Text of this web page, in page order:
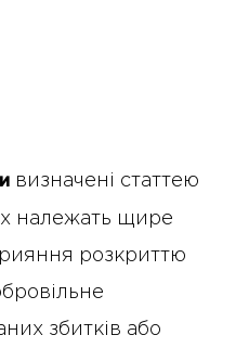
визначені статтею
належать щире
розкриттю
збитків або